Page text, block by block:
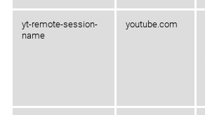
yt-remote-session-
name
youtube.com